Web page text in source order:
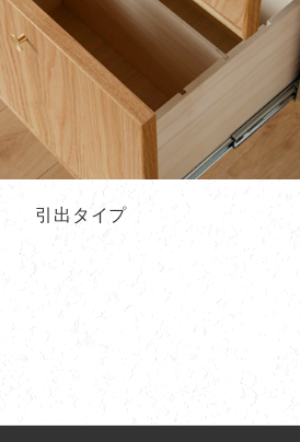
引出タイプ